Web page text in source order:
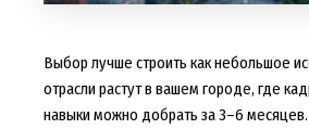
Выбор лучше строить как небольшое
отрасли растут в вашем городе, где
навыки можно добрать за 3–6